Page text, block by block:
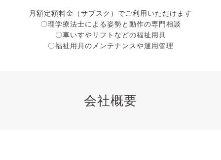
月額定額料金（サブスク）でご利用いただけます
〇理学療法士による姿勢と動作の専門相談
〇車いすやリフトなどの福祉用具
〇福祉用具のメンテナンスや運用管理
会社概要